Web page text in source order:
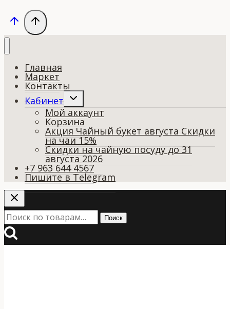
Главная
Маркет
Контакты
Кабинет
Переключить
меню
Мой аккаунт
Корзина
Акция Чайный букет августа Скидки
на чаи 15%
Скидки на чайную посуду до 31
августа 2026
+7 963 644 4567
Пишите в Telegram
Искать: Поиск